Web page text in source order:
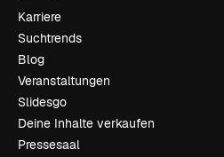
Karriere
Suchtrends
Blog
Veranstaltungen
Slidesgo
Deine Inhalte verkaufen
Pressesaal